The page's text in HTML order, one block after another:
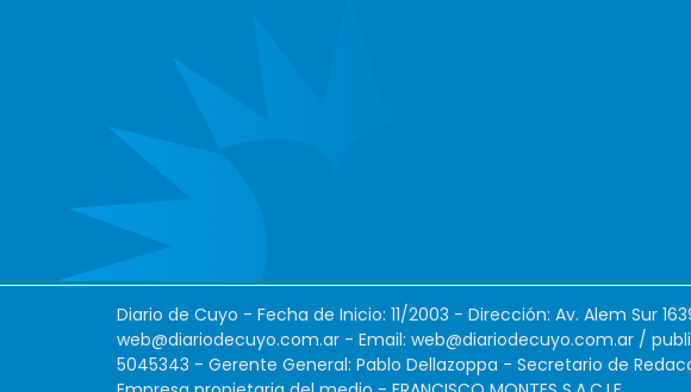
Diario de Cuyo - Fecha de Inicio: 11/2003 - Dirección: Av. Alem Sur
web@diariodecuyo.com.ar - Email: web@diariodecuyo.com.ar /
5045343 - Gerente General: Pablo Dellazoppa - Secretario de